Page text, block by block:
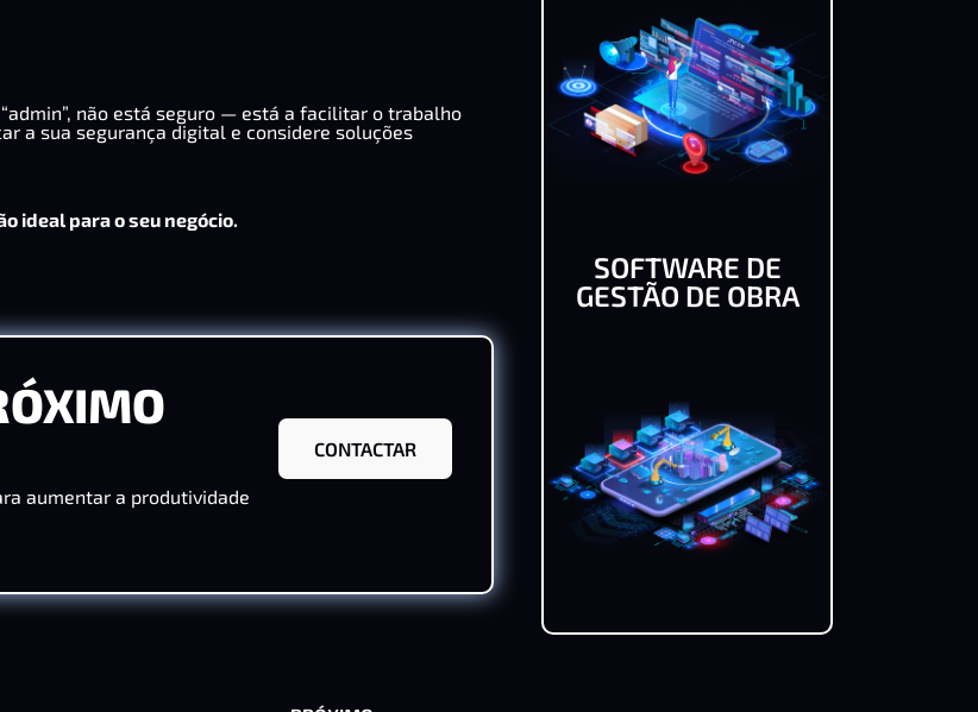
não está seguro — está a facilitar o trabalho
a sua segurança digital e considere soluções
ideal para o seu negócio.
aumentar a produtividade
CONTACTAR
SOFTWARE DE
GESTÃO DE OBRA